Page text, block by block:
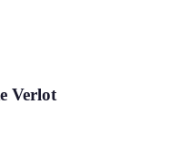
Verlot